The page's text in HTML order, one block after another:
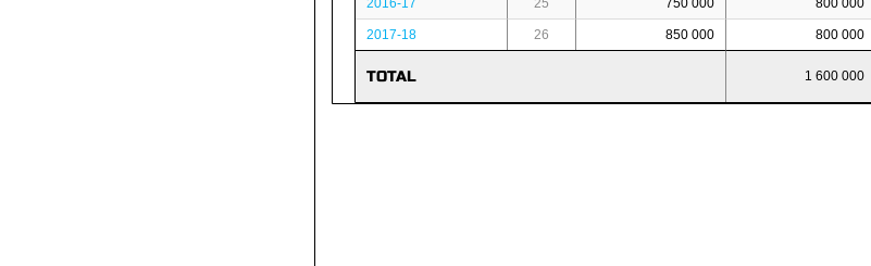
2016-17 25 750 000 800 000
2017-18 26 850 000 800 000
TOTAL 1 600 000